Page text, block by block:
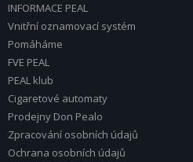
INFORMACE PEAL
Vnitřní oznamovací systém
Pomáháme
FVE PEAL
PEAL klub
Cigaretové automaty
Prodejny Don Pealo
Zpracování osobních údajů
Ochrana osobních údajů